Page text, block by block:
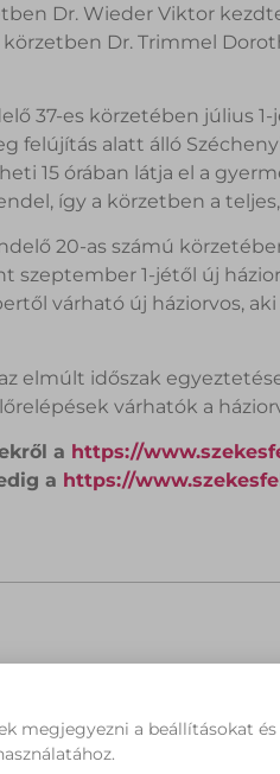
Dr. Wieder Viktor
körzetben Dr. Trimmel
37-es körzetében július
felújítás alatt álló
15 órában látja el a
így a körzetben a
20-as számú
szeptember 1-jétől új
várható új háziorvos,
elmúlt időszak
várhatók a
a https://
a https://
megjegyezni a beállításokat